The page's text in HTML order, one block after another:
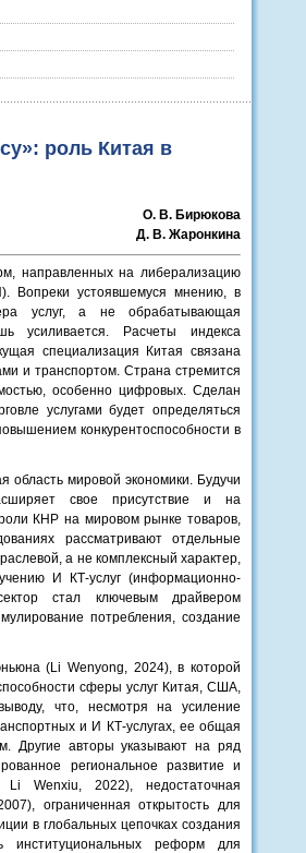
роль Китая в
О. В. Бирюкова
Д. В. Жаронкина
направленных на либерализацию
Вопреки устоявшемуся мнению, в
услуг, а не обрабатывающая
усиливается. Расчеты индекса
специализация Китая связана
и транспортом. Страна стремится
особенно цифровых. Сделан
услугами будет определяться
конкурентоспособности в
мировой экономики. Будучи
свое присутствие и на
КНР на мировом рынке товаров,
рассматривают отдельные
а не комплексный характер,
И КТ-услуг (информационно-
стал ключевым драйвером
потребления, создание
(Li Wenyong, 2024), в которой
сферы услуг Китая, США,
что, несмотря на усиление
и И КТ-услугах, ее общая
Другие авторы указывают на ряд
региональное развитие и
Wenxiu, 2022), недостаточная
ограниченная открытость для
в глобальных цепочках создания
реформ для